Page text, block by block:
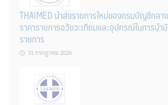
THAIMED นำส่งรายการใหม่ของกรมบัญชีกล
ราคารายการอวัยวะเทียมและอุปกรณ์ในการบำ
รายการ
31 กรกฎาคม 2026